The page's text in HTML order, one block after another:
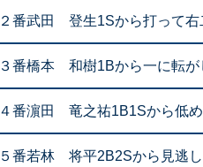
２番武田 登生1Sから打って
３番橋本 和樹1Bから一に転
４番濵田 竜之祐1B1Sから低
５番若林 将平2B2Sから見